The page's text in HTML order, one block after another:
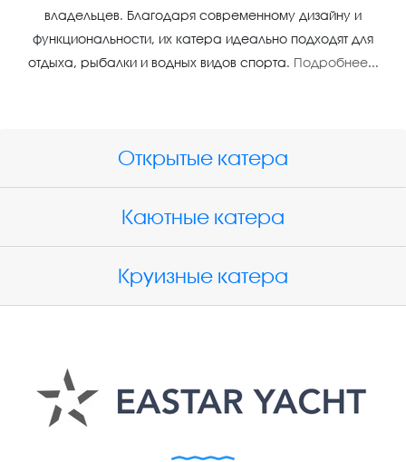
владельцев. Благодаря современному дизайну и
функциональности, их катера идеально подходят для
отдыха, рыбалки и водных видов спорта. Подробнее...
Открытые катера
Каютные катера
Круизные катера